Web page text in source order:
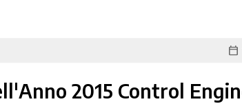
calendar_today
2015 Control